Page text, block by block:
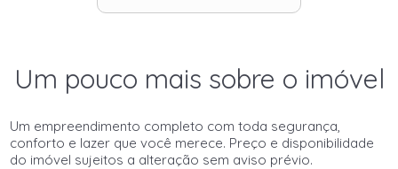
Um pouco mais sobre o imóvel
Um empreendimento completo com toda segurança,
conforto e lazer que você merece. Preço e disponibilidade
do imóvel sujeitos a alteração sem aviso prévio.